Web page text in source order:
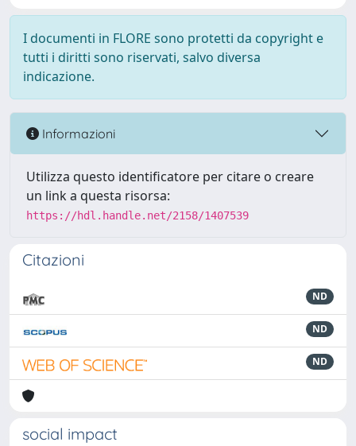
I documenti in FLORE sono protetti da copyright e
tutti i diritti sono riservati, salvo diversa
indicazione.
Informazioni
Utilizza questo identificatore per citare o creare
un link a questa risorsa:
https://hdl.handle.net/2158/1407539
Citazioni
ND
ND
ND
social impact